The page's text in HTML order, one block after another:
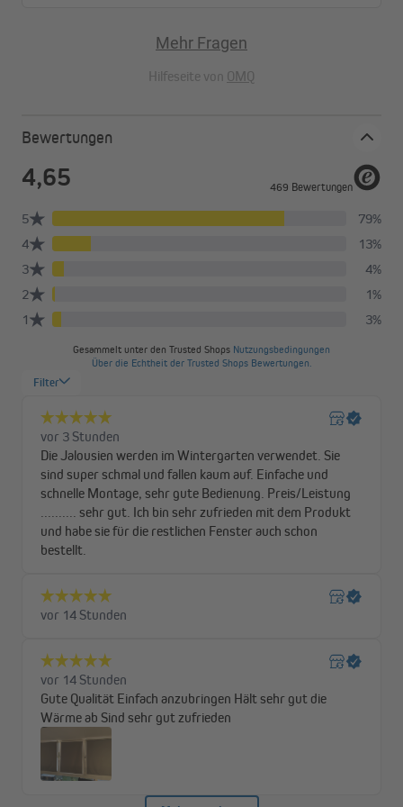
Verdunkelnde Stoffe oder verdunkelnde Thermostoffe
Als Stoffmaterial haben wir uns bei der Herstellung vom Tenebra
Thermorollo für einen silberbeschichteten Thermostoff
entschieden.
Diese Silberbeschichtung bietet dir weitere Vorteile. Neben den
verdunkelnden verleiht sie auch isolierende Eigenschaften, da im
Verdunkelungsrollo ohne Thermostoff haben wir ein
Polyestergewebe verwendet, das auf der Rückseite eine
Vorderseite hat.
Trotz sorgfältiger Produktion und ständiger
Qualitätskontrolle unterliegt das Stoffgewebe des
Produktes Toleranzen von bis zu 2,0 mm in der Breite
und bis zu 2,5 cm in der Höhe. Bei einer
Mehr Fragen
Hilfeseite von OMQ
Bewertungen